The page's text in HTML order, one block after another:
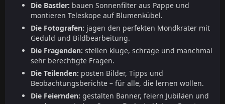
Die Bastler: bauen Sonnenfilter aus Pappe und
montieren Teleskope auf Blumenkübel.
Die Fotografen: jagen den perfekten Mondkrater mit
Geduld und Bildbearbeitung.
Die Fragenden: stellen kluge, schräge und manchmal
sehr berechtigte Fragen.
Die Teilenden: posten Bilder, Tipps und
Beobachtungsberichte – für alle, die lernen wollen.
Die Feiernden: gestalten Banner, feiern Jubiläen und